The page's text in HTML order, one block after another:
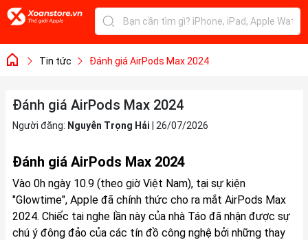
Tin tức Đánh giá AirPods Max 2024
Đánh giá AirPods Max 2024
Người đăng: Nguyễn Trọng Hải 26/07/2026
Đánh giá AirPods Max 2024
Vào 0h ngày 10.9 (theo giờ Việt Nam), tại sự kiện
"Glowtime", Apple đã chính thức cho ra mắt AirPods Max
2024. Chiếc tai nghe lần này của nhà Táo đã nhận được sự
chú ý đông đảo của các tín đồ công nghệ bởi những thay